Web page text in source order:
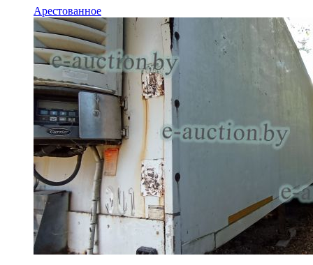
Арестованное